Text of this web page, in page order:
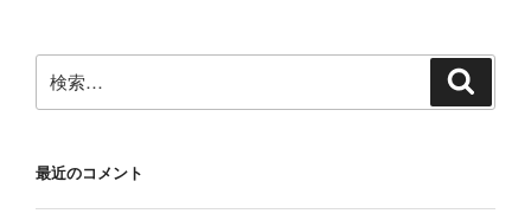
ー
シ
索:
最近のコメント